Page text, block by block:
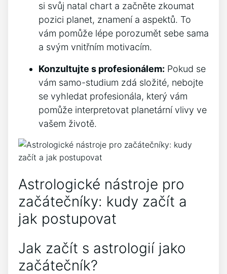
si svůj natal chart a začněte zkoumat
pozici planet, znamení a aspektů. To
vám pomůže lépe porozumět sebe sama
a svým vnitřním motivacím.
Konzultujte s profesionálem: Pokud se
vám samo-studium zdá složité, nebojte
se vyhledat profesionála, který vám
pomůže interpretovat planetární vlivy ve
vašem životě.
Astrologické nástroje pro
začátečníky: kudy začít a
jak postupovat
Jak začít s astrologií jako
začátečník?